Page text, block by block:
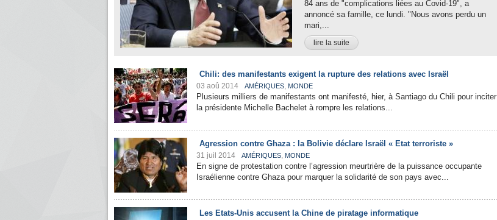
84 ans de "complications liées au Covid-19", a
annoncé sa famille, ce lundi. "Nous avons perdu un
mari,...
lire la suite
Chili: des manifestants exigent la rupture des relations avec Israël
03 aoû 2014 AMÉRIQUES, MONDE
Plusieurs milliers de manifestants ont manifesté, hier, à Santiago du Chili pour inciter
la présidente Michelle Bachelet à rompre les relations...
Agression contre Ghaza : la Bolivie déclare Israël « Etat terroriste »
31 juil 2014 AMÉRIQUES, MONDE
En signe de protestation contre l’agression meurtrière de la puissance occupante
Israélienne contre Ghaza pour marquer la solidarité de son pays avec...
Les Etats-Unis accusent la Chine de piratage informatique